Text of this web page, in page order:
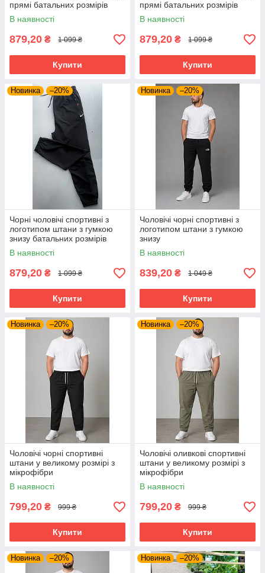
прямі батальних розмірів
В наявності
879,20 ₴ 1 099 ₴
Купити
прямі батальних розмірів
В наявності
879,20 ₴ 1 099 ₴
Купити
Новинка –20%
Чорні чоловічі спортивні з
логотипом штани з гумкою
знизу батальних розмірів
В наявності
879,20 ₴ 1 099 ₴
Купити
Новинка –20%
Чоловічі чорні спортивні з
логотипом штани з гумкою
знизу
В наявності
839,20 ₴ 1 049 ₴
Купити
Новинка –20%
Чоловічі чорні спортивні
штани у великому розмірі з
мікрофібри
В наявності
799,20 ₴ 999 ₴
Купити
Новинка –20%
Чоловічі оливкові спортивні
штани у великому розмірі з
мікрофібри
В наявності
799,20 ₴ 999 ₴
Купити
Новинка –20% Новинка –20%